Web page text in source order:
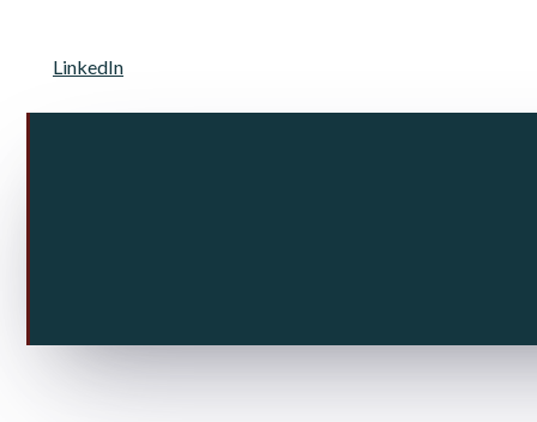
LinkedIn